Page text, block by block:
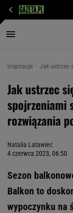
inspiracje Jak ustrzec
Jak ustrzec
spojrzeniami
rozwiązania
Natalia Latawiec
4 czerwca 2023, 06:50
Sezon
Balkon to
wypoczynku na